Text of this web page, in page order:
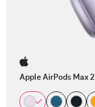
Apple AirPods Max 2